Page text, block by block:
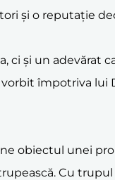
și o reputație
și un adevărat
împotriva lui
obiectul unei
Cu